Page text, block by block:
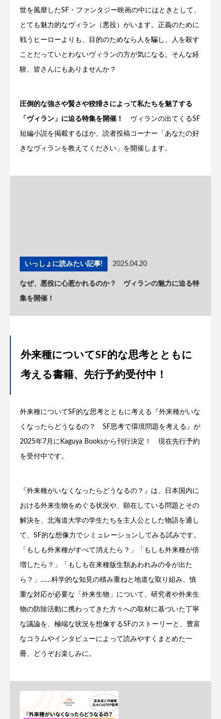
世を風靡したSF・ファンタジー映画の中にはときとして、
とても魅力的なヴィラン（悪役）がいます。正義のために
戦うヒーローよりも、目的のためなら人を騙し、人を殺す
ことだっていとわないヴィランの方が気になる。そんな経
験、皆さんにもありませんか？
圧倒的な強さや賢さや狡猾さによって私たちを魅了する
「ヴィラン」に迫る特集を開催！ ヴィランの出てくるSF
短編小説を掲載するほか、読者投稿コーナー「あなたの好
きなヴィランを教えてください」を開催します。
いっしょに読みたい記事! 2025.04.20
なぜ、悪役に心惹かれるのか？ ヴィランの魅力に迫る特
集を開催！
外来種についてSF的な思考とともに
考える書籍、先行予約受付中！
外来種についてSF的な思考とともに考える『外来種がいな
くなったらどうなるの？ SF思考で環境問題を考える』が
2025年7月にKaguya Booksから刊行決定！ 現在先行予約
を受付中です。
『外来種がいなくなったらどうなるの？』は、日本国内に
おける外来生物をめぐる状況や、顕在している問題とその
解決を、北海道大学の学生たちを主人公とした物語を通し
て、SF的な想像力でシミュレーションしてみる試みです。
「もしも外来種がすべて消えたら？」「もしも外来種が倍
増したら？」「もしも在来種版生類あわれみの令が出た
ら？」……科学的な知見の積み重ねと地道な取り組み、慎
重な対応が必要な「外来生物」について、研究者や外来生
物の防除活動に携わってきた方々への取材に基づいた丁寧
な議論を、極端な状況を想像するSFのストーリーと、豊富
なコラムやインタビューによって読みやすくまとめた一
冊、どうぞお楽しみに。